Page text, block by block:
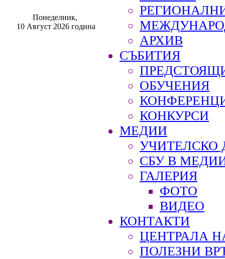
Понеделник,
10 Август 2026 година
АРХИВ
СЪБИТИЯ
ОБУЧЕНИЯ
КОНКУРСИ
МЕДИИ
УЧИТЕЛСКО
СБУ В
ГАЛЕРИЯ
ФОТО
ВИДЕО
КОНТАКТИ
ЦЕНТРАЛА
ПОЛЕЗНИ